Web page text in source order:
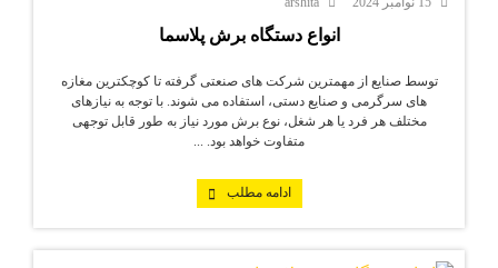
انواع دستگاه برش پلاسما
توسط صنایع از مهمترین شرکت های صنعتی گرفته تا کوچکترین مغازه
های سرگرمی و صنایع دستی، استفاده می شوند. با توجه به نیازهای
مختلف هر فرد یا هر شغل، نوع برش مورد نیاز به طور قابل توجهی
متفاوت خواهد بود. ...
ادامه مطلب